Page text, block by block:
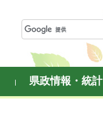
県政情報・統計